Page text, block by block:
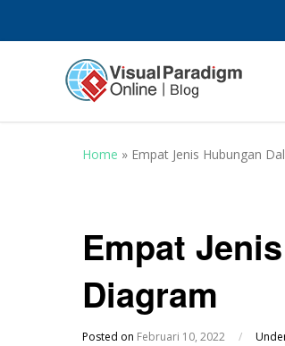
Home » Empat Jenis Hubungan
Empat
Diagram
Posted on Februari 10, 2022 /